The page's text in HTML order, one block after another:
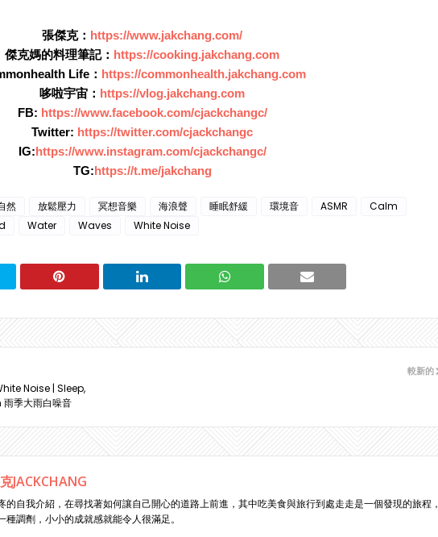
張傑克： https://www.jakchang.com/
傑克媽的料理筆記： https://cooking.jakchang.com
Life： https://commonhealth.jakchang.com
哆啦宇宙： https://vlog.jakchang.com
FB: https://www.facebook.com/cjackchangc/
Twitter: https://twitter.com/cjackchangc
IG:https://www.instagram.com/cjackchangc/
TG:https://t.me/jakchang
然 放鬆壓力 冥想音樂 海浪聲 睡眠舒緩 環境音 ASMR
Calm
Water Waves White Noise
較新的
Noise | Sleep,
季大雨白噪音
JACKCHANG
的自我介紹，在尋找著如何讓自己開心的道路上前進，其中吃美食與旅行到處走走是一個發現的旅程，
種調劑，小小的成就感就能令人很滿足。